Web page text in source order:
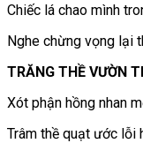
Chiếc lá chao mình
Nghe chừng vọng lại
TRĂNG THỀ VƯỜN
Xót phận hồng nhan
Trâm thề quạt ước lỗi